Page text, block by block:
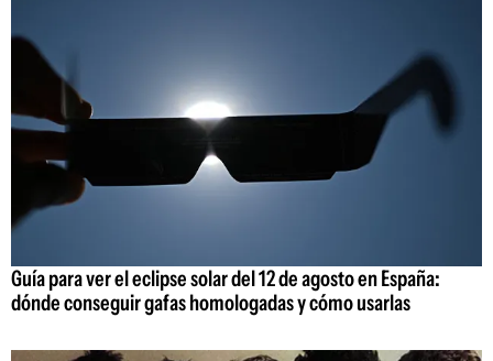
Guía para ver el eclipse solar del 12 de agosto en España:
dónde conseguir gafas homologadas y cómo usarlas